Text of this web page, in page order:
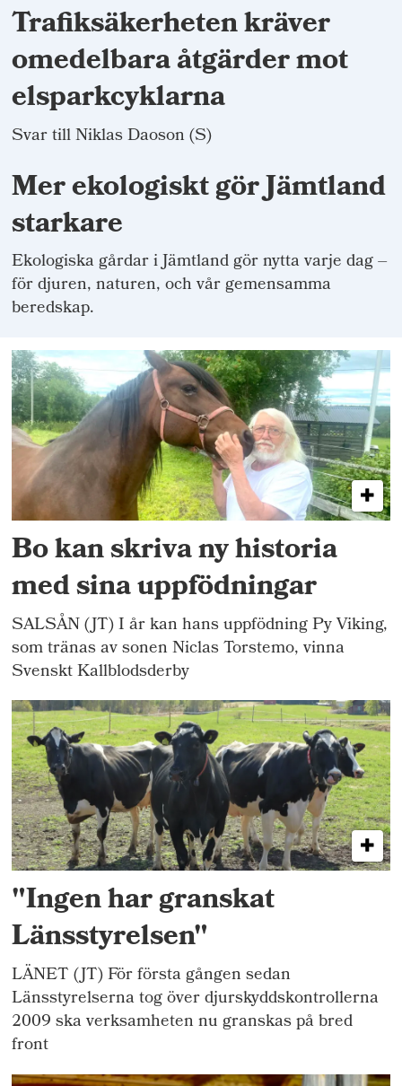
Trafiksäkerheten kräver
omedelbara åtgärder mot
elsparkcyklarna
Svar till Niklas Daoson (S)
Mer ekologiskt gör Jämtland
starkare
Ekologiska gårdar i Jämtland gör nytta varje dag –
för djuren, naturen, och vår gemensamma
beredskap.
Bo kan skriva ny historia
med sina uppfödningar
SALSÅN (JT) I år kan hans uppfödning Py Viking,
som tränas av sonen Niclas Torstemo, vinna
Svenskt Kallblodsderby
"Ingen har granskat
Länsstyrelsen"
LÄNET (JT) För första gången sedan
Länsstyrelserna tog över djurskyddskontrollerna
2009 ska verksamheten nu granskas på bred
front